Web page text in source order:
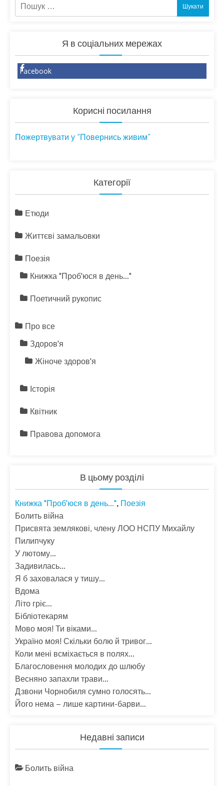
Пошук:
Я в соціальних мережах
Facebook
Корисні посилання
Пожертвувати у “Повернись живим”
Категорії
Етюди
Життєві замальовки
Поезія
Книжка "Проб'юся в день…"
Поетичний рукопис
Про все
Здоров'я
Жіноче здоров'я
Історія
Квітник
Правова допомога
В цьому розділі
Книжка "Проб'юся в день...", Поезія
Болить війна
Присвята землякові, члену ЛОО НСПУ Михайлу
Пилипчуку
У лютому…
Задивилась…
Я б заховалася у тишу…
Вдома
Літо гріє…
Бібліотекарям
Мово моя! Ти віками…
Україно моя! Скільки болю й тривог…
Коли мені всміхається в полях…
Благословення молодих до шлюбу
Весняно запахли трави…
Дзвони Чорнобиля сумно голосять…
Його нема – лише картини-барви…
Недавні записи
Болить війна